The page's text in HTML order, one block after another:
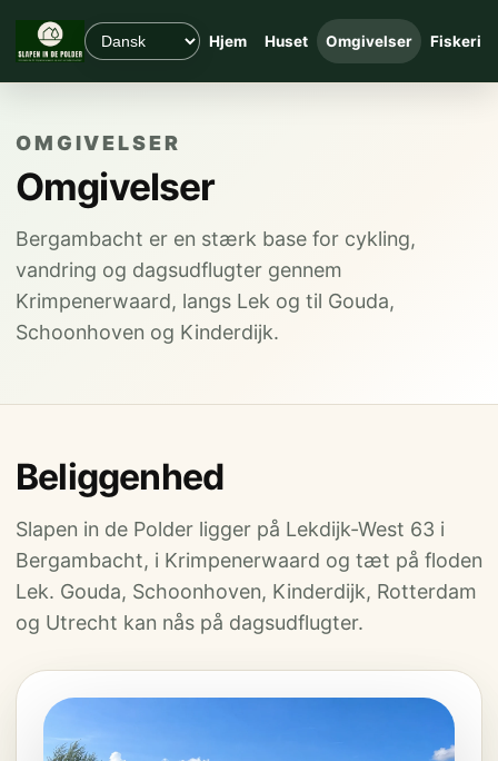
Hjem Huset Omgivelser Fiskeri
OMGIVELSER
Omgivelser
Bergambacht er en stærk base for cykling,
vandring og dagsudflugter gennem
Krimpenerwaard, langs Lek og til Gouda,
Schoonhoven og Kinderdijk.
Beliggenhed
Slapen in de Polder ligger på Lekdijk-West 63 i
Bergambacht, i Krimpenerwaard og tæt på floden
Lek. Gouda, Schoonhoven, Kinderdijk, Rotterdam
og Utrecht kan nås på dagsudflugter.